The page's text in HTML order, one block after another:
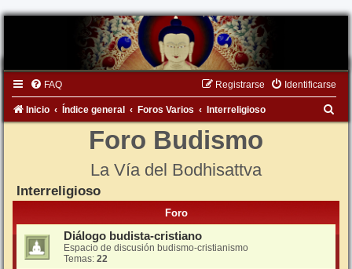
FAQ Identificarse
Registrarse
Inicio Índice general Foros Varios Interreligioso
Foro Budismo
La Vía del Bodhisattva
Interreligioso
Foro
Diálogo budista-cristiano
Espacio de discusión budismo-cristianismo
Temas: 22